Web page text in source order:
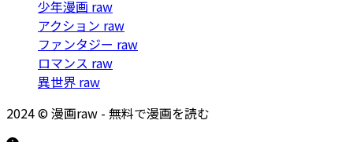
少年漫画 raw
アクション raw
ファンタジー raw
ロマンス raw
異世界 raw
2024 © 漫画raw - 無料で漫画を読む